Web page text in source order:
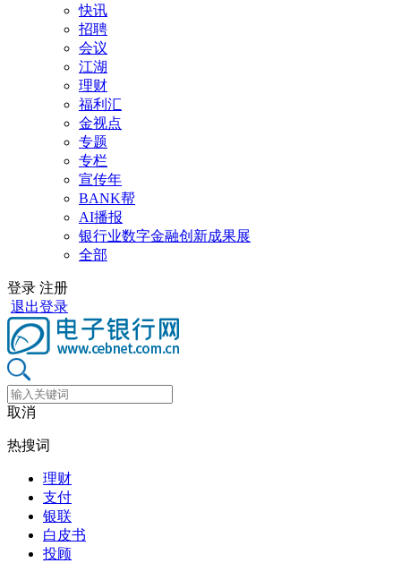
快讯
招聘
会议
江湖
理财
福利汇
金视点
专题
专栏
宣传年
BANK帮
AI播报
银行业数字金融创新成果展
全部
登录 注册
退出登录
取消
热搜词
理财
支付
银联
白皮书
投顾